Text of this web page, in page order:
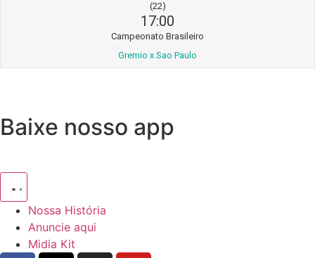
(22)
17:00
Campeonato Brasileiro
Gremio x Sao Paulo
Baixe nosso app
Nossa História
Anuncie aqui
Midia Kit